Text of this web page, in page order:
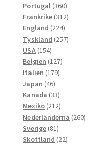
produkter
Portugal 360360
produkter
Frankrike 312312
England 224224
produkter
Tyskland 257257
USA 154154
produkter
Belgien 127127
Italien 179179
Japan 4646
produkter
Kanada 3333
produkter
Mexiko 212212
produkter
Nederländerna 260260
Sverige 8181
produkter
Skottland 2222